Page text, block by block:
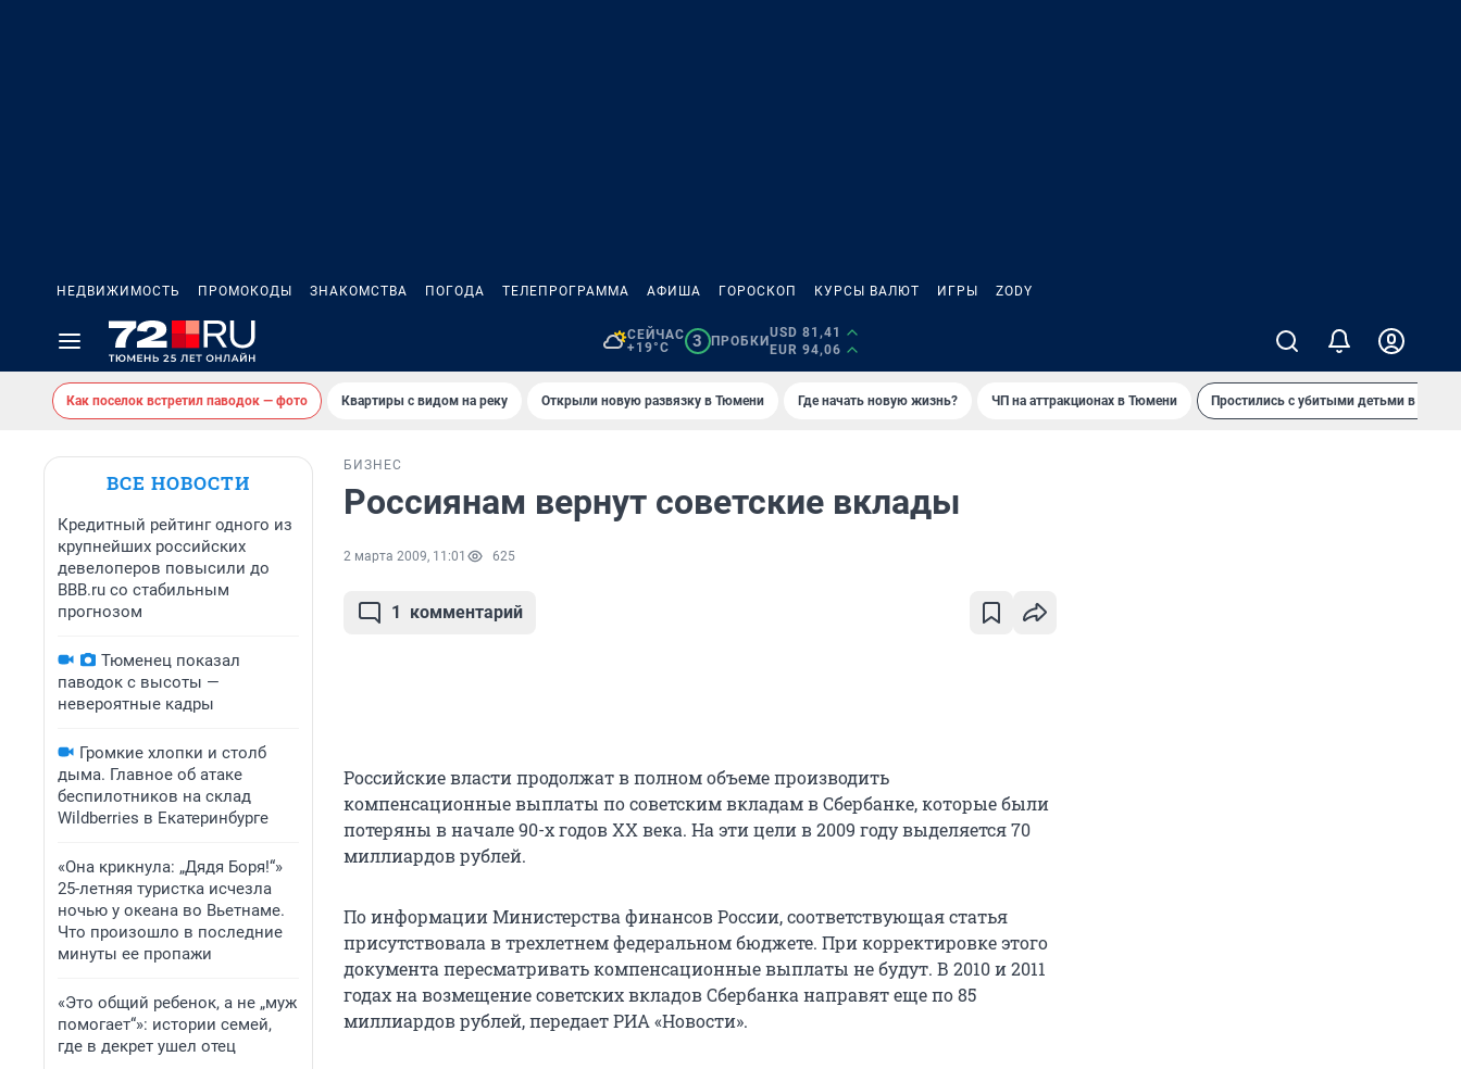
НЕДВИЖИМОСТЬ ПРОМОКОДЫ ЗНАКОМСТВА ПОГОДА ТЕЛЕПРОГРАММА АФИША ГОРОСКОП КУРСЫ ВАЛЮТ ИГРЫ ZODY
СЕЙЧАС
+19°C
3 ПРОБКИ
USD 81,41
EUR 94,06
Как поселок встретил паводок — фото Квартиры с видом на реку Открыли новую развязку в Тюмени Где начать новую жизнь? ЧП на аттракционах в Тюмени Простились с убитыми детьми в
ВСЕ НОВОСТИ
Кредитный рейтинг одного из
крупнейших российских
девелоперов повысили до
BBB.ru со стабильным
прогнозом
Тюменец показал
паводок с высоты —
невероятные кадры
Громкие хлопки и столб
дыма. Главное об атаке
беспилотников на склад
Wildberries в Екатеринбурге
«Она крикнула: „Дядя Боря!“»
25-летняя туристка исчезла
ночью у океана во Вьетнаме.
Что произошло в последние
минуты ее пропажи
«Это общий ребенок, а не „муж
помогает“»: истории семей,
где в декрет ушел отец
БИЗНЕС
Россиянам вернут советские вклады
2 марта 2009, 11:01 625
1 комментарий
Российские власти продолжат в полном объеме производить
компенсационные выплаты по советским вкладам в Сбербанке, которые были
потеряны в начале 90-х годов ХХ века. На эти цели в 2009 году выделяется 70
миллиардов рублей.
По информации Министерства финансов России, соответствующая статья
присутствовала в трехлетнем федеральном бюджете. При корректировке этого
документа пересматривать компенсационные выплаты не будут. В 2010 и 2011
годах на возмещение советских вкладов Сбербанка направят еще по 85
миллиардов рублей, передает РИА «Новости».